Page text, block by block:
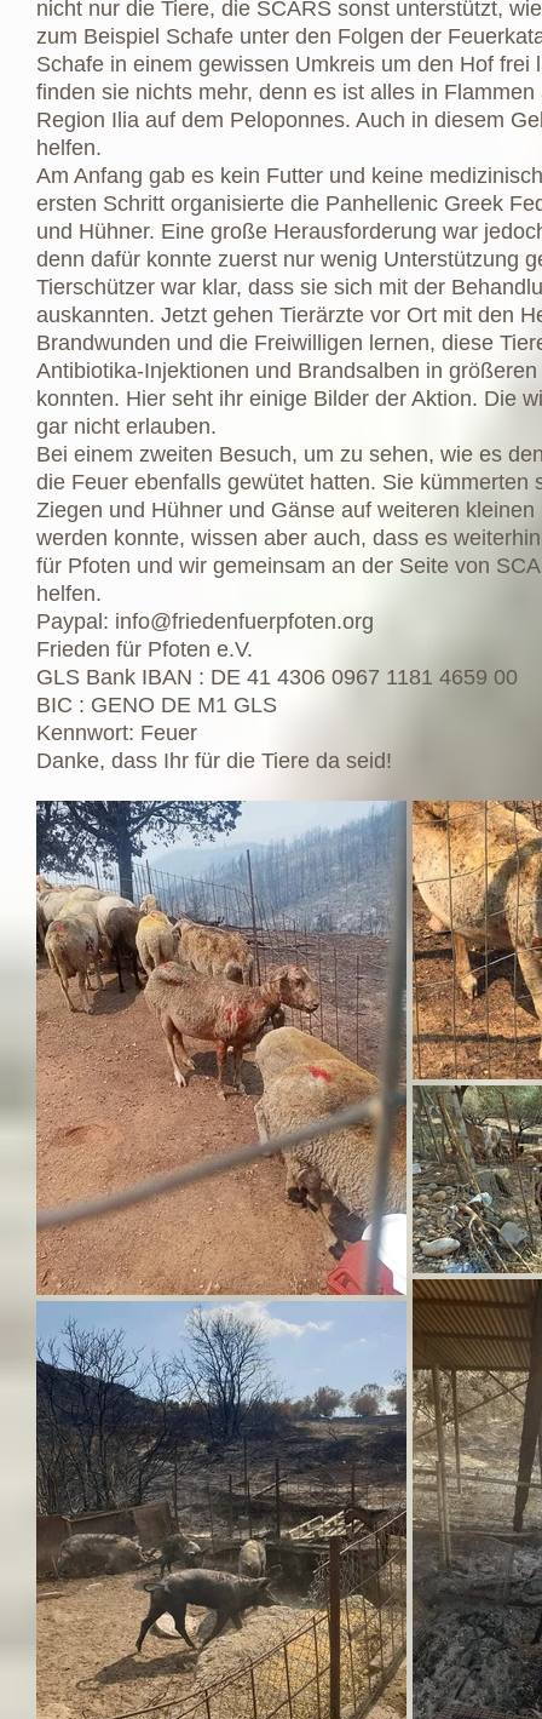
nicht nur die Tiere, die SCARS sonst unterstützt,
zum Beispiel Schafe unter den Folgen der
Schafe in einem gewissen Umkreis um den Hof
finden sie nichts mehr, denn es ist alles in
Region Ilia auf dem Peloponnes. Auch in diesem
helfen.
Am Anfang gab es kein Futter und keine
ersten Schritt organisierte die Panhellenic Greek
und Hühner. Eine große Herausforderung war
denn dafür konnte zuerst nur wenig Unterstützung
Tierschützer war klar, dass sie sich mit der
auskannten. Jetzt gehen Tierärzte vor Ort mit den
Brandwunden und die Freiwilligen lernen, diese
Antibiotika-Injektionen und Brandsalben in
konnten. Hier seht ihr einige Bilder der Aktion. Die
gar nicht erlauben.
Bei einem zweiten Besuch, um zu sehen, wie es
die Feuer ebenfalls gewütet hatten. Sie
Ziegen und Hühner und Gänse auf weiteren
werden konnte, wissen aber auch, dass es
für Pfoten und wir gemeinsam an der Seite von
helfen.
Paypal: info@friedenfuerpfoten.org
Frieden für Pfoten e.V.
GLS Bank IBAN : DE 41 4306 0967 1181 4659 00
BIC : GENO DE M1 GLS
Kennwort: Feuer
Danke, dass Ihr für die Tiere da seid!